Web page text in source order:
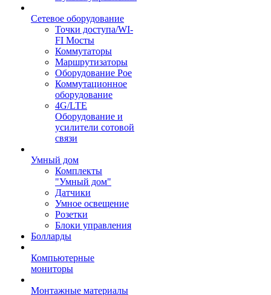
Сетевое оборудование
Точки доступа/WI-
FI Мосты
Коммутаторы
Маршрутизаторы
Оборудование Poe
Коммутационное
оборудование
4G/LTE
Оборудование и
усилители сотовой
связи
Умный дом
Комплекты
"Умный дом"
Датчики
Умное освещение
Розетки
Блоки управления
Болларды
Компьютерные
мониторы
Монтажные материалы